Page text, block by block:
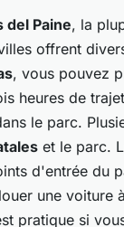
del Paine, la
offrent
, vous pouvez
heures de
le parc.
et le parc.
d'entrée du
une voiture à
pratique si